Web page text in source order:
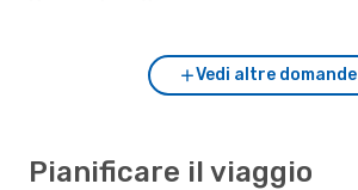
Vedi altre domande
Pianificare il viaggio